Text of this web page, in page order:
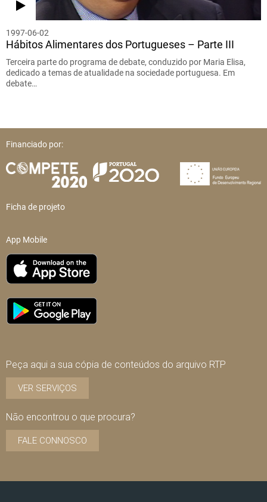
1997-06-02
Hábitos Alimentares dos Portugueses – Parte III
Terceira parte do programa de debate, conduzido por Maria Elisa,
dedicado a temas de atualidade na sociedade portuguesa. Em
debate…
Financiado por:
Ficha de projeto
App Mobile
Peça aqui a sua cópia de conteúdos do arquivo RTP
VER SERVIÇOS
Não encontrou o que procura?
FALE CONNOSCO